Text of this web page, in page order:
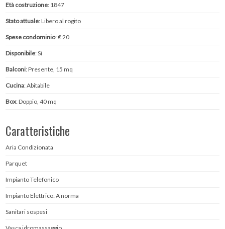
Età costruzione: 1847
Stato attuale: Libero al rogito
Spese condominio: € 20
Disponibile: Si
Balconi: Presente, 15 mq
Cucina: Abitabile
Box: Doppio, 40 mq
Caratteristiche
Aria Condizionata
Parquet
Impianto Telefonico
Impianto Elettrico: A norma
Sanitari sospesi